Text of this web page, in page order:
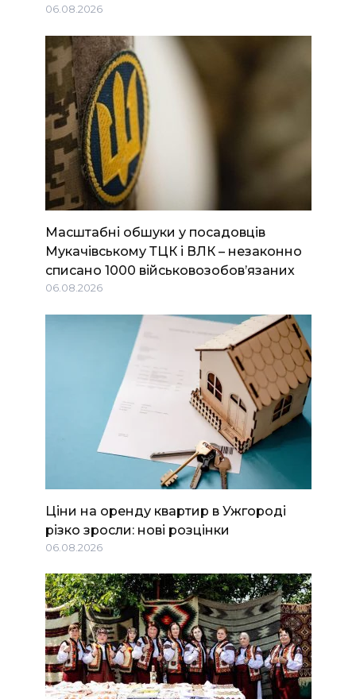
06.08.2026
Масштабні обшуки у посадовців
Мукачівському ТЦК і ВЛК – незаконно
списано 1000 військовозобов’язаних
06.08.2026
Ціни на оренду квартир в Ужгороді
різко зросли: нові розцінки
06.08.2026